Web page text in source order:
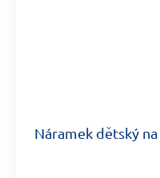
Náramek dětský